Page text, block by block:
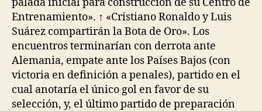
Entrenamiento». ↑ «Cristiano Ronaldo y Luis
Suárez compartirán la Bota de Oro». Los
encuentros terminarían con derrota ante
Alemania, empate ante los Países Bajos (con
victoria en definición a penales), partido en el
cual anotaría el único gol en favor de su
selección, y, el último partido de preparación